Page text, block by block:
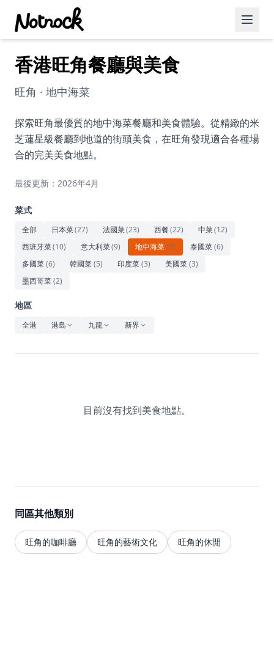
精選活動
博客文章
約會好去處
美食佳餚
藝術文化
休閒
音樂
香港旺角餐廳與美食
旺角 · 地中海菜
探索旺角最優質的地中海菜餐廳和美食體驗。從精緻的米
芝蓮星級餐廳到地道的街頭美食，在旺角發現適合各種場
合的完美美食地點。
最後更新：2026年4月
菜式
全部 日本菜(27) 法國菜(23) 西餐(22) 中菜(12)
西班牙菜(10) 意大利菜(9) 地中海菜(7) 泰國菜(6)
多國菜(6) 韓國菜(5) 印度菜(3) 美國菜(3)
墨西哥菜(2)
地區
全港 港島 九龍 新界
目前沒有找到美食地點。
同區其他類別
旺角的咖啡廳 旺角的藝術文化 旺角的休閒